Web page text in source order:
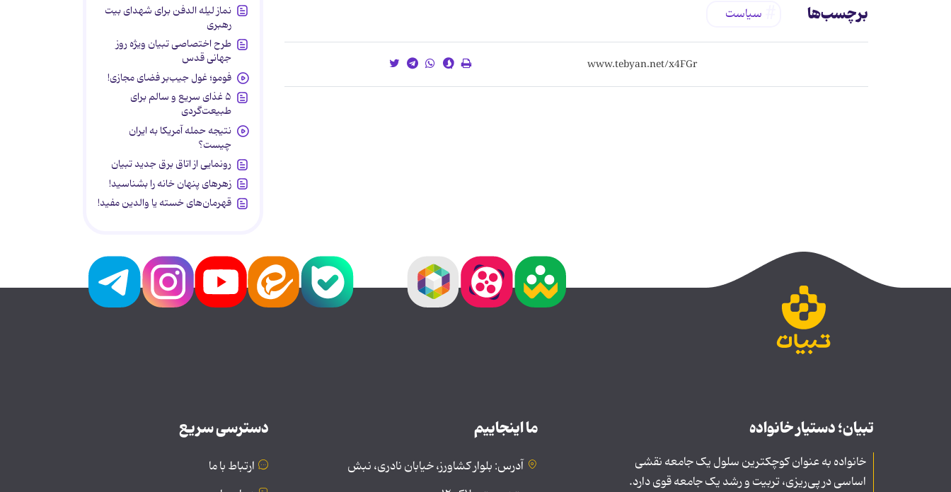
برچسب‌ها سیاست
نماز لیله الدفن برای شهدای بیت
رهبری
طرح اختصاصی تبیان ویژه روز
جهانی قدس
فومو؛ غول جیب‌بر فضای مجازی!
۵ غذای سریع و سالم برای
طبیعت‌گردی
نتیجه حمله آمریکا به ایران
چیست؟
رونمایی از اتاق برق جدید تبیان
زهرهای پنهان خانه را بشناسید!
قهرمان‌های خسته یا والدین مفید!
تبیان؛ دستیار خانواده
خانواده به عنوان کوچکترین سلول یک جامعه نقشی
اساسی در پی‌ریزی، تربیت و رشد یک جامعه قوی دارد.
ما اینجاییم
آدرس: بلوار کشاورز، خیابان نادری، نبش
دسترسی سریع
ارتباط با ما